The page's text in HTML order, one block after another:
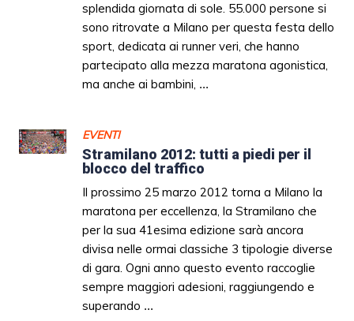
splendida giornata di sole. 55.000 persone si
sono ritrovate a Milano per questa festa dello
sport, dedicata ai runner veri, che hanno
partecipato alla mezza maratona agonistica,
ma anche ai bambini, ...
EVENTI
Stramilano 2012: tutti a piedi per il
blocco del traffico
Il prossimo 25 marzo 2012 torna a Milano la
maratona per eccellenza, la Stramilano che
per la sua 41esima edizione sarà ancora
divisa nelle ormai classiche 3 tipologie diverse
di gara. Ogni anno questo evento raccoglie
sempre maggiori adesioni, raggiungendo e
superando ...